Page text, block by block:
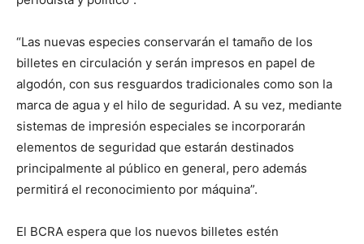
“Las nuevas especies conservarán el tamaño de los
billetes en circulación y serán impresos en papel de
algodón, con sus resguardos tradicionales como son la
marca de agua y el hilo de seguridad. A su vez, mediante
sistemas de impresión especiales se incorporarán
elementos de seguridad que estarán destinados
principalmente al público en general, pero además
permitirá el reconocimiento por máquina”.
El BCRA espera que los nuevos billetes estén